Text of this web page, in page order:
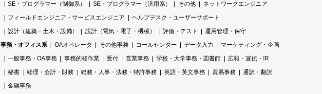
SE・プログラマー（制御系）
SE・プログラマー（汎用系） その他
ネットワークエンジニア
フィールドエンジニア・サービスエンジニア
ヘルプデスク・ユーザーサポート
設計（建築・土木・設備）
設計（電気・電子・機械） 評価・テスト
運用管理・保守
事務・オフィス系
OAオペレータ その他事務 コールセンター データ入力
マーケティング・企画
一般事務・OA事務
事務的軽作業 受付 営業事務 学校・大学事務・図書館
広報・宣伝・IR
秘書
経理・会計・財務 総務・人事・法務・特許事務 英語・英文事務 貿易事務
通訳・翻訳
金融事務